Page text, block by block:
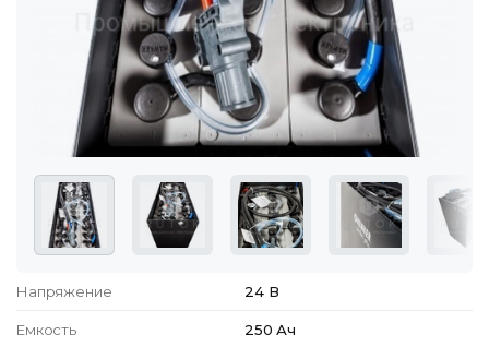
Напряжение 24 В
Емкость 250 Ач